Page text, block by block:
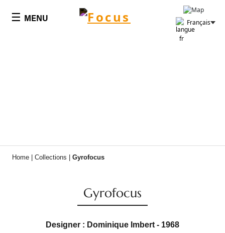
☰ MENU Français
Home Collections Gyrofocus
Gyrofocus
Designer : Dominique Imbert - 1968
Panneau de gestion des cookies